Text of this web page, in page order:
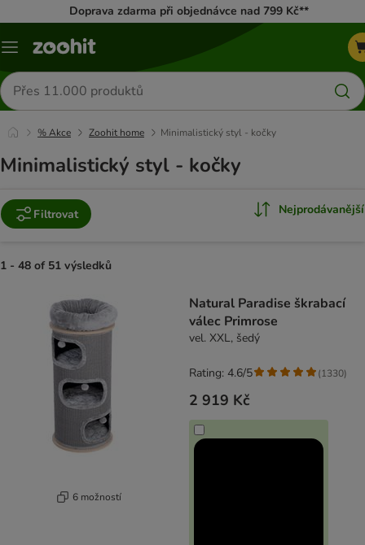
Doprava zdarma při objednávce nad 799 Kč**
Menu
Hledat
produkty
% Akce Zoohit home Minimalistický styl - kočky
Minimalistický styl - kočky
Filtrovat Nejprodávanější
1 - 48 of 51 výsledků
6 možností
Natural Paradise škrabací
válec Primrose
vel. XXL, šedý
2 919 Kč
Rating: 4.6/5 (1330)